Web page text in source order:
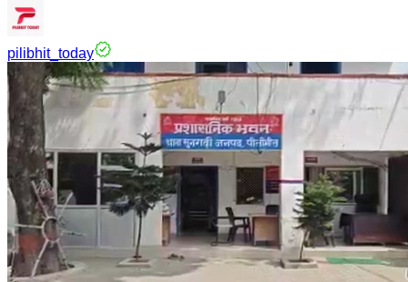
pilibhit_today